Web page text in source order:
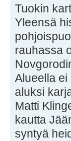
Tuokin
Yleensä
rauhassa
Alueella ei
aluksi
Matti
kautta
syntyä